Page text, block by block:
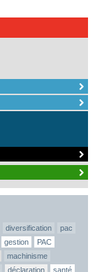
diversification
pac
gestion
PAC
machinisme
déclaration santé